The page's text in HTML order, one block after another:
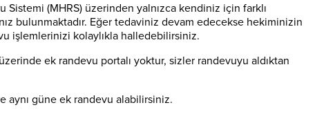
(MHRS) üzerinden yalnızca kendiniz için farklı
bulunmaktadır. Eğer tedaviniz devam edecekse hekiminizin
işlemlerinizi kolaylıkla halledebilirsiniz.
ek randevu portalı yoktur, sizler randevuyu aldıktan
aynı güne ek randevu alabilirsiniz.